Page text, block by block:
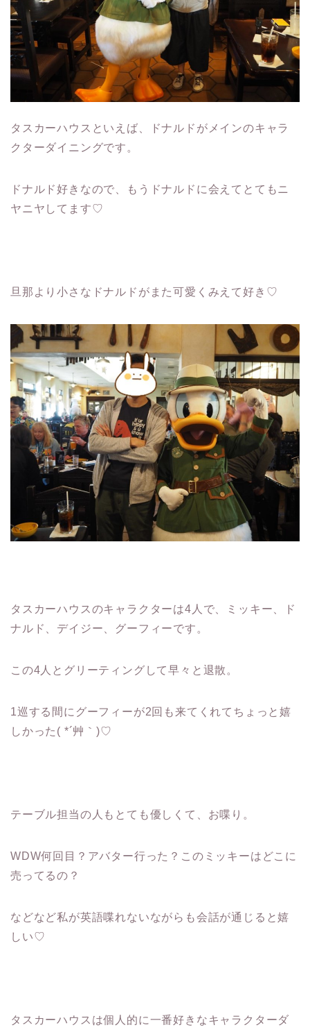
タスカーハウスといえば、ドナルドがメインのキャラ
クターダイニングです。
ドナルド好きなので、もうドナルドに会えてとてもニ
ヤニヤしてます♡
旦那より小さなドナルドがまた可愛くみえて好き♡
タスカーハウスのキャラクターは4人で、ミッキー、ド
ナルド、デイジー、グーフィーです。
この4人とグリーティングして早々と退散。
1巡する間にグーフィーが2回も来てくれてちょっと嬉
しかった( *´艸｀)♡
テーブル担当の人もとても優しくて、お喋り。
WDW何回目？アバター行った？このミッキーはどこに
売ってるの？
などなど私が英語喋れないながらも会話が通じると嬉
しい♡
タスカーハウスは個人的に一番好きなキャラクターダ